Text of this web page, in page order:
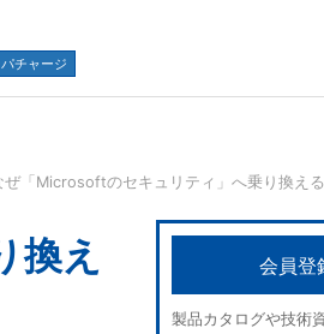
チャージ
コンテンツ：
並び順：
ぜ「Microsoftのセキュリティ」へ乗り換え
換え
会員登
製品カタログや技術